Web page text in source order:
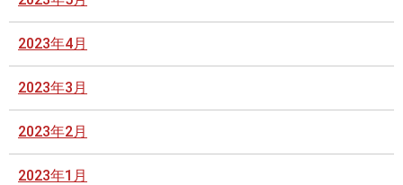
2023年4月
2023年3月
2023年2月
2023年1月